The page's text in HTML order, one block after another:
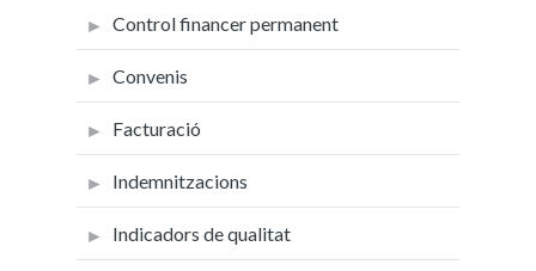
Control financer permanent
Convenis
Facturació
Indemnitzacions
Indicadors de qualitat